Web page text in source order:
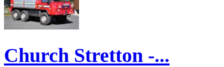
Church Stretton -...